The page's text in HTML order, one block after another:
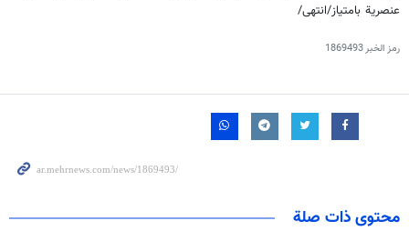
عنصرية بامتياز/انتهى/
رمز الخبر1869493
محتوى ذات صلة